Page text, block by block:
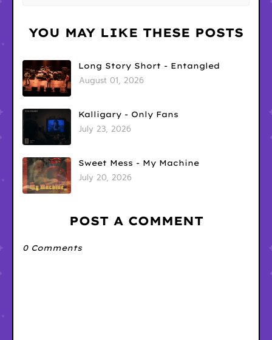
YOU MAY LIKE THESE POSTS
Long Story Short - Entangled
August 01, 2026
Kalligary - Only Fans
July 23, 2026
Sweet Mess - My Machine
July 20, 2026
POST A COMMENT
0 Comments